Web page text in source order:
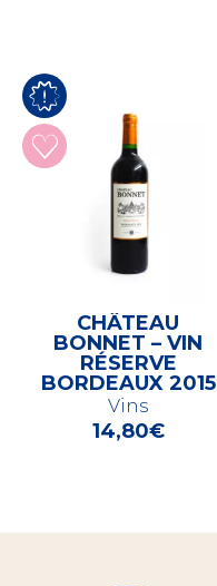
CHÂTEAU
BONNET – VIN
RÉSERVE
BORDEAUX 2015
Vins
14,80€